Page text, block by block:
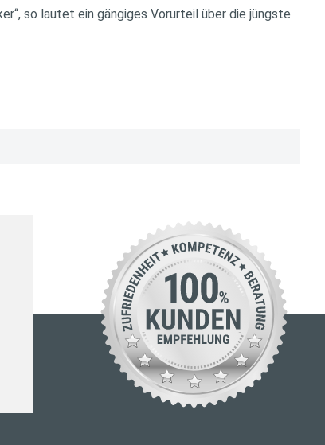
so lautet ein gängiges Vorurteil über die jüngste